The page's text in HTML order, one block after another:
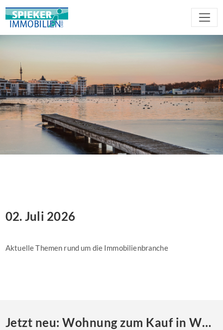
02. Juli 2026
Aktuelle Themen rund um die Immobilienbranche
Jetzt neu: Wohnung zum Kauf in Wetter (Ruhr)